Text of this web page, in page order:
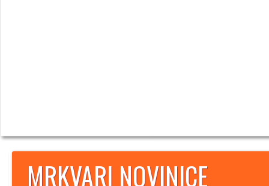
MRKVARI NOVINICE